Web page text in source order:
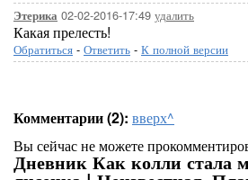
Этерика 02-02-2016-17:49 удалить
Какая прелесть!
Обратиться - Ответить - К полной версии
Комментарии (2): вверх^
Вы сейчас не можете
Дневник Как колли стала